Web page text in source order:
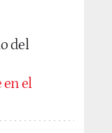
del
en el